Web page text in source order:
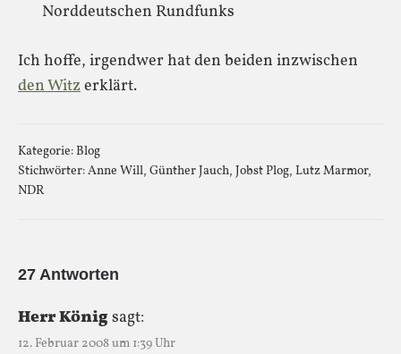
Norddeutschen Rundfunks
Ich hoffe, irgendwer hat den beiden inzwischen
den Witzerklärt.
Kategorie:Blog
Stichwörter:Anne Will, Günther Jauch, Jobst Plog, Lutz Marmor,
NDR
27 Antworten
Herr Königsagt:
12. Februar 2008 um 1:39 Uhr